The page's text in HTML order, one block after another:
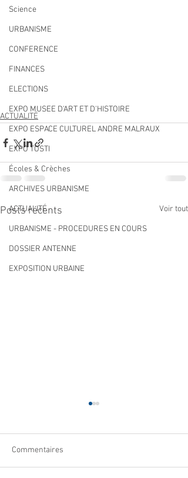
Science
URBANISME
CONFERENCE
FINANCES
ELECTIONS
EXPO MUSEE D'ART ET D'HISTOIRE
EXPO ESPACE CULTUREL ANDRE MALRAUX
EXPO TOSTI
Écoles & Crèches
ARCHIVES URBANISME
ACTUALITÉ
URBANISME - PROCEDURES EN COURS
DOSSIER ANTENNE
EXPOSITION URBAINE
ACTUALITÉ
Posts récents Voir tout
Commentaires